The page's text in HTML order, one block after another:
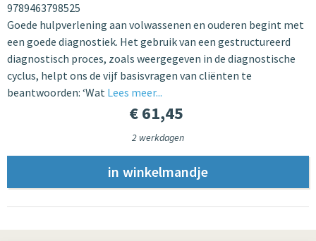
9789463798525
Goede hulpverlening aan volwassenen en ouderen begint met
een goede diagnostiek. Het gebruik van een gestructureerd
diagnostisch proces, zoals weergegeven in de diagnostische
cyclus, helpt ons de vijf basisvragen van cliënten te
beantwoorden: ‘Wat Lees meer...
€ 61,45
2 werkdagen